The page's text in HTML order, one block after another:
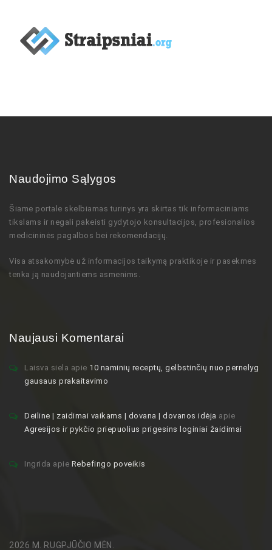
Naudojimo Sąlygos
Šiame portale skelbiamas turinys yra skirtas tik informaciniams
tikslams ir negali pakeisti gydytojo konsultacijos, profesionalios
medicininės pagalbos bei rekomendacijų.
Visa atsakomybė už informacijos taikymą praktikoje ir pasekmes
tenka ją naudojantiems asmenims.
Naujausi Komentarai
Laisva siela apie 10 naminių receptų, gelbstinčių nuo pernelyg
gausaus prakaitavimo
Deiline | zaidimai vaikams | dovana | dovanos idėja apie
Agresijos ir pykčio priepuolius prigesins loginiai žaidimai
Ingrida apie Rebefingo poveikis
2026 M. RUGPJŪČIO MĖN.